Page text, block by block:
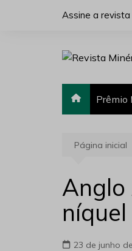
Assine a revista
Prêmio
Página inicial
Anglo
23 de junho